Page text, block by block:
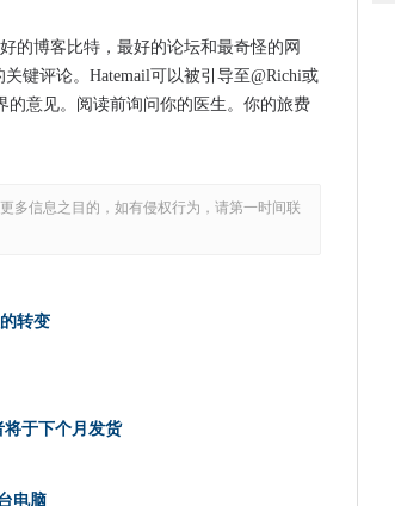
将削减一百万个工作岗位
于下个月发货
场
的博客比特，最好的论坛和最奇怪的网
键评论。Hatemail可以被引导至@Richi或
的意见。阅读前询问你的医生。你的旅费
多信息之目的，如有侵权行为，请第一时间联
转变
于下个月发货
电脑